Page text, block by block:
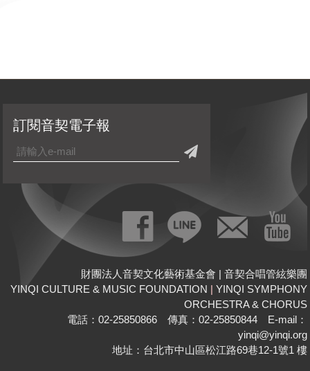
財團法人音契文化藝術基金會 | 音契合唱管絃樂團
YINQI CULTURE & MUSIC FOUNDATION | YINQI SYMPHONY
ORCHESTRA & CHORUS
電話：02-25850866 傳真：02-25850844 E-mail：
yinqi@yinqi.org
地址：台北市中山區松江路69巷12-1號1 樓
訂閱音契電子報